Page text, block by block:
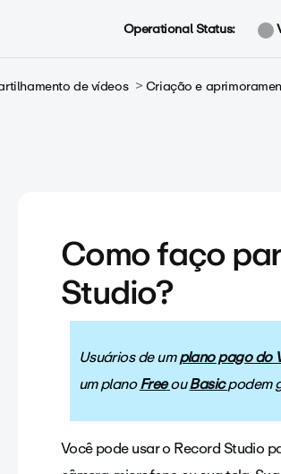
Operational Status:
de vídeos Criação e
Como faço
Studio?
Usuários de umplano pago do
um planoFreeouBasicpodem
Você pode usar o Record Studio